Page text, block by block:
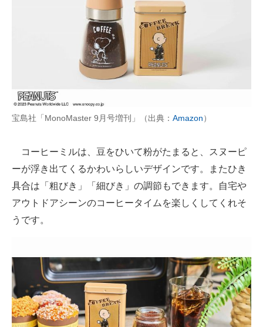
宝島社「MonoMaster 9月号増刊」（出典： Amazon）
コーヒーミルは、豆をひいて粉がたまると、スヌーピ
ーが浮き出てくるかわいらしいデザインです。またひき
具合は「粗びき」「細びき」の調節もできます。自宅や
アウトドアシーンのコーヒータイムを楽しくしてくれそ
うです。